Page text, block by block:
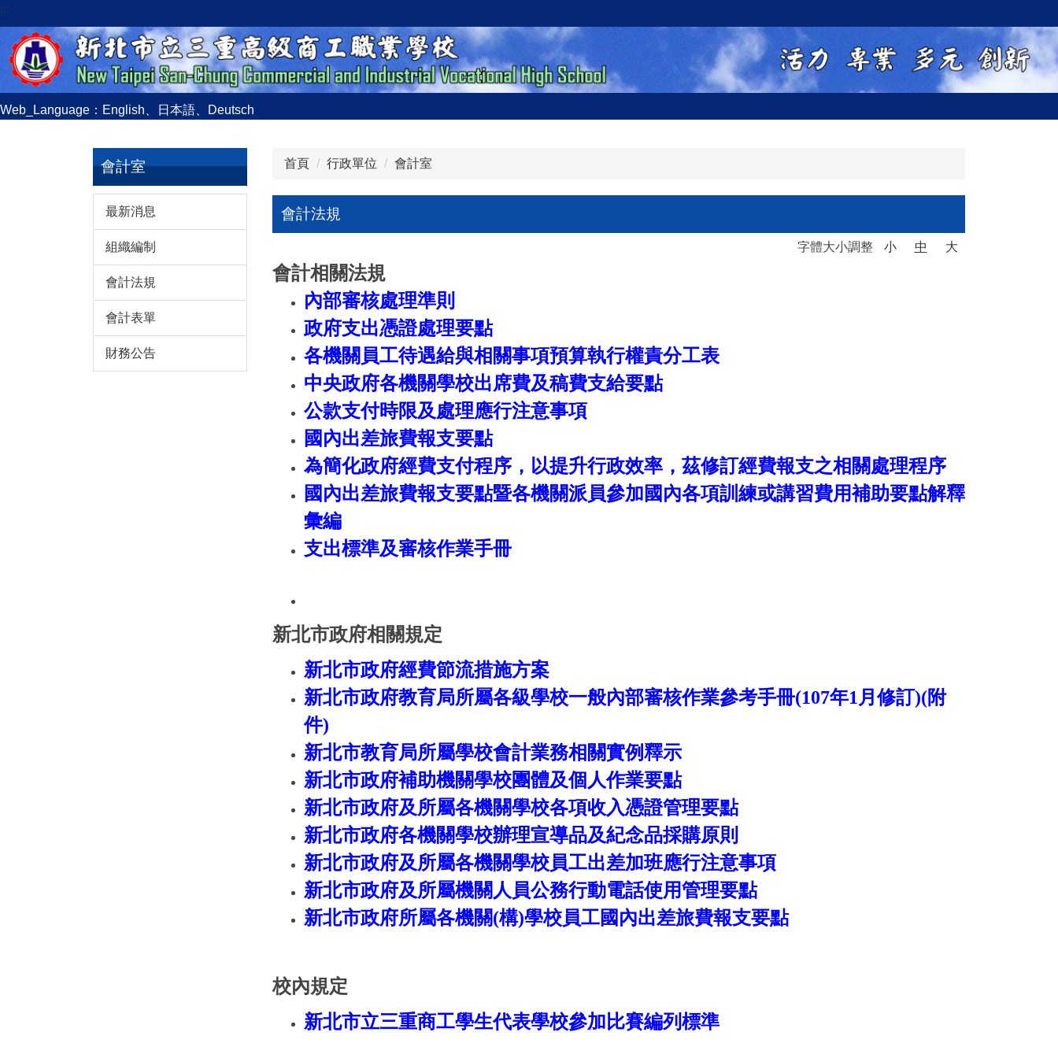
跳
到
主
要
容
:::
Web_Language： English 日本語 Deutsch
會計室
最新消息
組織編制
會計法規
會計表單
財務公告
首頁 行政單位 會計室
會計法規
字體大小調整 小 中 大
會計相關法規
內部審核處理準則
政府支出憑證處理要點
各機關員工待遇給與相關事項預算執行權責分工表
中央政府各機關學校出席費及稿費支給要點
公款支付時限及處理應行注意事項
國內出差旅費報支要點
為簡化政府經費支付程序，以提升行政效率，茲修訂經費報支之相關處理程序
國內出差旅費報支要點暨各機關派員參加國內各項訓練或講習費用補助要點解釋
彙編
支出標準及審核作業手冊
新北市政府相關規定
新北市政府經費節流措施方案
新北市政府教育局所屬各級學校一般內部審核作業參考手冊(107年1月修訂)(附
件)
新北市教育局所屬學校會計業務相關實例釋示
新北市政府補助機關學校團體及個人作業要點
新北市政府及所屬各機關學校各項收入憑證管理要點
新北市政府各機關學校辦理宣導品及紀念品採購原則
新北市政府及所屬各機關學校員工出差加班應行注意事項
新北市政府及所屬機關人員公務行動電話使用管理要點
新北市政府所屬各機關(構)學校員工國內出差旅費報支要點
校內規定
新北市立三重商工學生代表學校參加比賽編列標準